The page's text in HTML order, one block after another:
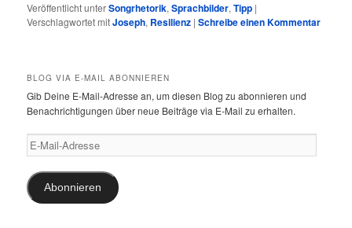
Veröffentlicht unterSongrhetorik,Sprachbilder,Tipp |
Verschlagwortet mitJoseph, Resilienz |Schreibe einen Kommentar
BLOG VIA E-MAIL ABONNIEREN
Gib Deine E-Mail-Adresse an, um diesen Blog zu abonnieren und
Benachrichtigungen über neue Beiträge via E-Mail zu erhalten.
E-
Mail-
Adresse
Abonnieren